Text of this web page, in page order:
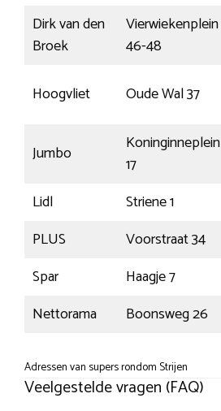
Dirk van den
Broek
Vierwiekenplein
46-48
Hoogvliet
Oude Wal 37
Jumbo
Koninginneplein
17
Lidl
Striene 1
PLUS
Voorstraat 34
Spar
Haagje 7
Nettorama
Boonsweg 26
Adressen van supers rondom Strijen
Veelgestelde vragen (FAQ)